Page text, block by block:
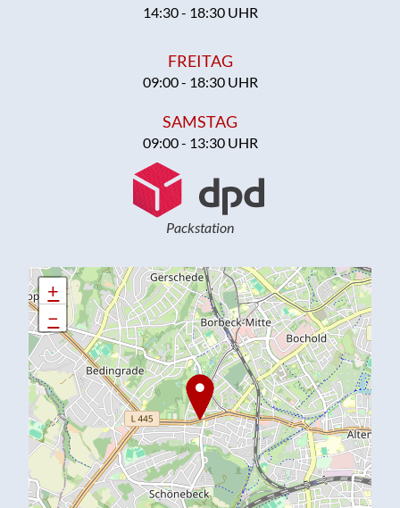
14:30 - 18:30 UHR
FREITAG
09:00 - 18:30 UHR
SAMSTAG
09:00 - 13:30 UHR
Packstation
+
−
+
−